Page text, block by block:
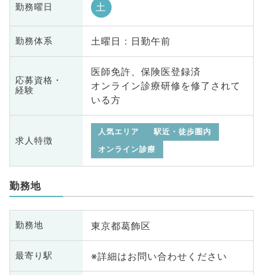
勤務曜日 土
勤務体系 土曜日 : 日勤午前
応募資格・
経験
医師免許、保険医登録済
オンライン診療研修を修了されて
いる方
求人特徴
人気エリア
駅近・徒歩圏内
オンライン診療
勤務地
勤務地 東京都葛飾区
最寄り駅 ※詳細はお問い合わせください